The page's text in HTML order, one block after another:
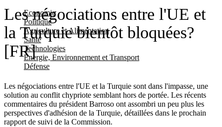
Economie
Politique
Agriculture et Alimentation
Santé
Technologies
Energie, Environnement et Transport
Défense
Les négociations entre l'UE et
la Turquie bientôt bloquées?
[FR]
Les négociations entre l'UE et la Turquie sont dans l'impasse, une
solution au conflit chypriote semblant hors de portée. Les récents
commentaires du président Barroso ont assombri un peu plus les
perspectives d'adhésion de la Turquie, détaillées dans le prochain
rapport de suivi de la Commission.